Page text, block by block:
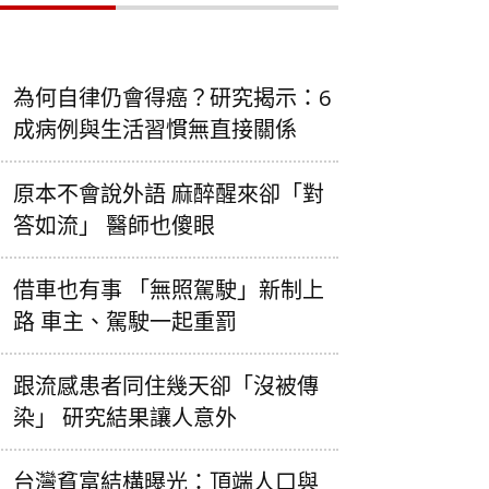
為何自律仍會得癌？研究揭示：6
成病例與生活習慣無直接關係
原本不會說外語 麻醉醒來卻「對
答如流」 醫師也傻眼
借車也有事 「無照駕駛」新制上
路 車主、駕駛一起重罰
跟流感患者同住幾天卻「沒被傳
染」 研究結果讓人意外
台灣貧富結構曝光：頂端人口與